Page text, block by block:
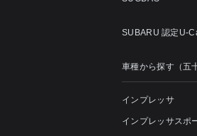
SUBARU 認定U-
車種から探す（五
インプレッサ
インプレッサスポ